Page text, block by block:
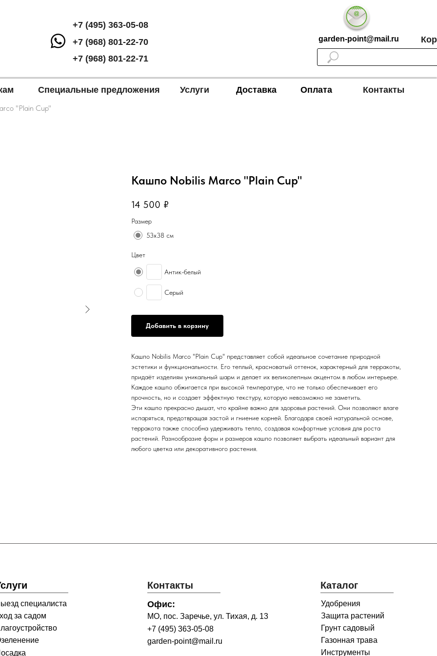
+7 (495) 363-05-08
Специальные предложения Контакты
Доставка
+7 (968) 801-22-71
Услуги
garden-point@mail.ru
+7 (968) 801-22-70
Оплата
"Plain Cup"
Кашпо Nobilis Marco "Plain Cup"
14 500 ₽
Размер
53х38 см
Цвет
Антик-белый
Серый
Добавить в корзину
Кашпо Nobilis Marco "Plain Cup" представляет собой идеальное сочетание природной
эстетики и функциональности. Его теплый, красноватый оттенок, характерный для терракоты,
придаёт изделиям уникальный шарм и делает их великолепным акцентом в любом интерьере.
Каждое кашпо обжигается при высокой температуре, что не только обеспечивает его
прочность, но и создает эффектную текстуру, которую невозможно не заметить.
Эти кашпо прекрасно дышат, что крайне важно для здоровья растений. Они позволяют влаге
испаряться, предотвращая застой и гниение корней. Благодаря своей натуральной основе,
терракота также способна удерживать тепло, создавая комфортные условия для роста
растений. Разнообразие форм и размеров кашпо позволяет выбрать идеальный вариант для
любого цветка или декоративного растения.
Контакты Каталог
garden-point@mail.ru
+7 (495) 363-05-08
Офис:
МО, пос. Заречье, ул. Тихая, д. 13
специалиста
за садом
Удобрения
Защита растений
Грунт садовый
Газонная трава
Инструменты